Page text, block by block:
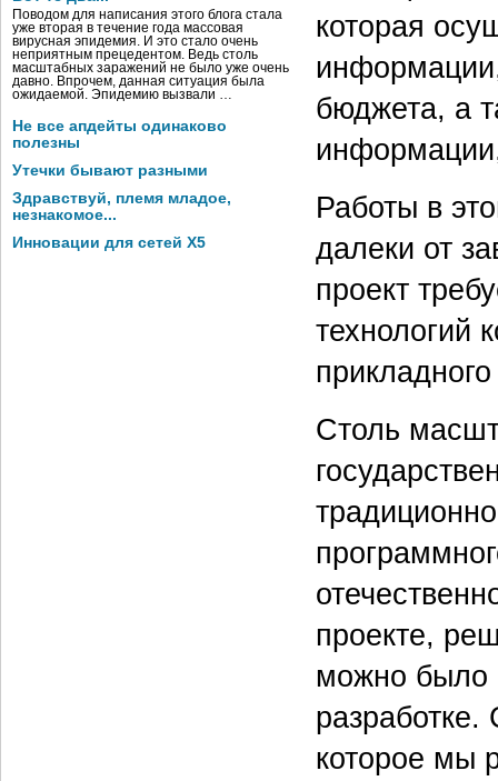
Поводом для написания этого блога стала
уже вторая в течение года массовая
вирусная эпидемия. И это стало очень
неприятным прецедентом. Ведь столь
масштабных заражений не было уже очень
давно. Впрочем, данная ситуация была
ожидаемой. Эпидемию вызвали …
Не все апдейты одинаково
полезны
Утечки бывают разными
Здравствуй, племя младое,
незнакомое...
Инновации для сетей X5
которая
бюджета, а
Работы в
далеки от
проект
технологий
Столь
проекте,
можно было
которое мы